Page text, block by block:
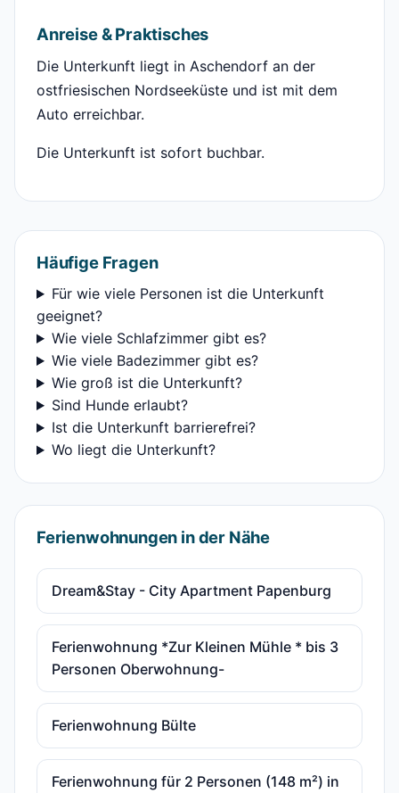
Anreise & Praktisches
Die Unterkunft liegt in Aschendorf an der
ostfriesischen Nordseeküste und ist mit dem
Auto erreichbar.
Die Unterkunft ist sofort buchbar.
Häufige Fragen
Für wie viele Personen ist die Unterkunft
geeignet?
Wie viele Schlafzimmer gibt es?
Wie viele Badezimmer gibt es?
Wie groß ist die Unterkunft?
Sind Hunde erlaubt?
Ist die Unterkunft barrierefrei?
Wo liegt die Unterkunft?
Ferienwohnungen in der Nähe
Dream&Stay - City Apartment Papenburg
Ferienwohnung *Zur Kleinen Mühle * bis 3
Personen Oberwohnung-
Ferienwohnung Bülte
Ferienwohnung für 2 Personen (148 m²) in